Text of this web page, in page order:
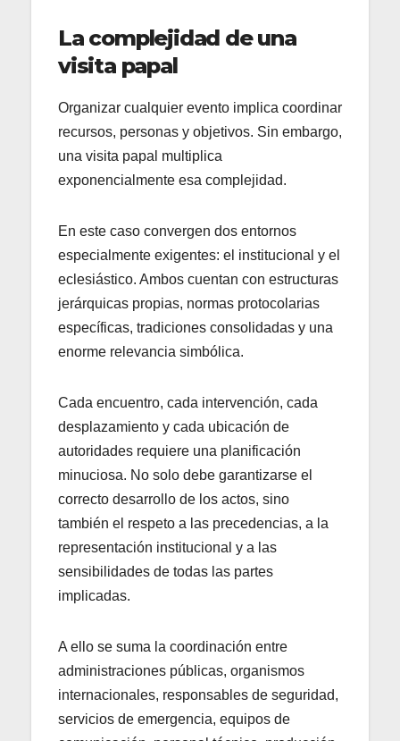
La complejidad de una
visita papal
Organizar cualquier evento implica coordinar
recursos, personas y objetivos. Sin embargo,
una visita papal multiplica
exponencialmente esa complejidad.
En este caso convergen dos entornos
especialmente exigentes: el institucional y el
eclesiástico. Ambos cuentan con estructuras
jerárquicas propias, normas protocolarias
específicas, tradiciones consolidadas y una
enorme relevancia simbólica.
Cada encuentro, cada intervención, cada
desplazamiento y cada ubicación de
autoridades requiere una planificación
minuciosa. No solo debe garantizarse el
correcto desarrollo de los actos, sino
también el respeto a las precedencias, a la
representación institucional y a las
sensibilidades de todas las partes
implicadas.
A ello se suma la coordinación entre
administraciones públicas, organismos
internacionales, responsables de seguridad,
servicios de emergencia, equipos de